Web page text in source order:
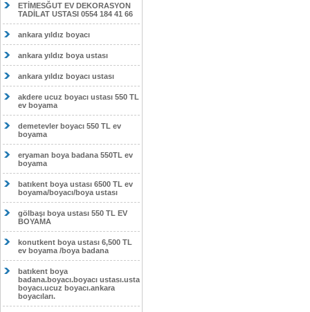
ETİMESĞUT EV DEKORASYON
TADİLAT USTASI 0554 184 41 66
ankara yıldız boyacı
ankara yıldız boya ustası
ankara yıldız boyacı ustası
akdere ucuz boyacı ustası 550 TL
ev boyama
demetevler boyacı 550 TL ev
boyama
eryaman boya badana 550TL ev
boyama
batıkent boya ustası 6500 TL ev
boyama/boyacı/boya ustası
gölbaşı boya ustası 550 TL EV
BOYAMA
konutkent boya ustası 6,500 TL
ev boyama /boya badana
batıkent boya
badana.boyacı.boyacı ustası.usta
boyacı.ucuz boyacı.ankara
boyacıları.